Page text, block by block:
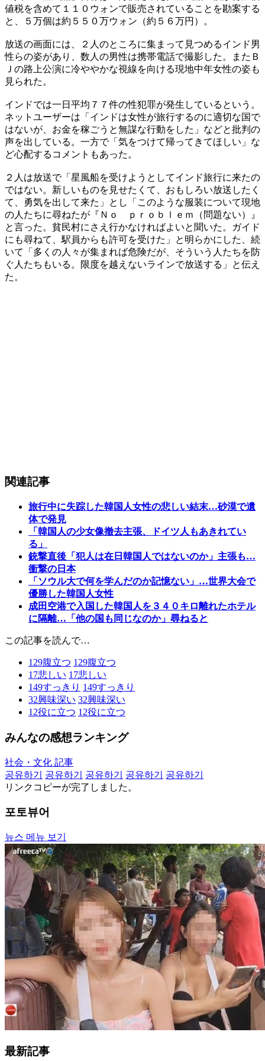
値税を含めて１１０ウォンで販売されていることを勘案する
と、５万個は約５５０万ウォン（約５６万円）。
放送の画面には、２人のところに集まって見つめるインド男
性らの姿があり、数人の男性は携帯電話で撮影した。またＢ
Ｊの路上公演に冷ややかな視線を向ける現地中年女性の姿も
見られた。
インドでは一日平均７７件の性犯罪が発生しているという。
ネットユーザーは「インドは女性が旅行するのに適切な国で
はないが、お金を稼ごうと無謀な行動をした」などと批判の
声を出している。一方で「気をつけて帰ってきてほしい」な
ど心配するコメントもあった。
２人は放送で「星風船を受けようとしてインド旅行に来たの
ではない。新しいものを見せたくて、おもしろい放送したく
て、勇気を出して来た」とし「このような服装について現地
の人たちに尋ねたが『Ｎｏ ｐｒｏｂｌｅｍ（問題ない）』
と言った。貧民村にさえ行かなければよいと聞いた。ガイド
にも尋ねて、駅員からも許可を受けた」と明らかにした、続
いて「多くの人々が集まれば危険だが、そういう人たちを防
ぐ人たちもいる。限度を越えないラインで放送する」と伝え
た。
関連記事
旅行中に失踪した韓国人女性の悲しい結末…砂漠で遺
体で発見
「韓国人の少女像撤去主張、ドイツ人もあきれてい
る」
銃撃直後「犯人は在日韓国人ではないのか」主張も…
衝撃の日本
「ソウル大で何を学んだのか記憶ない」…世界大会で
優勝した韓国人女性
成田空港で入国した韓国人を３４０キロ離れたホテル
に隔離…「他の国も同じなのか」尋ねると
この記事を読んで…
129腹立つ 129腹立つ
17悲しい 17悲しい
149すっきり 149すっきり
32興味深い 32興味深い
12役に立つ 12役に立つ
みんなの感想ランキング
社会・文化 記事
공유하기
공유하기 공유하기 공유하기
공유하기
リンクコピーが完了しました。
포토뷰어
뉴스 메뉴 보기
最新記事